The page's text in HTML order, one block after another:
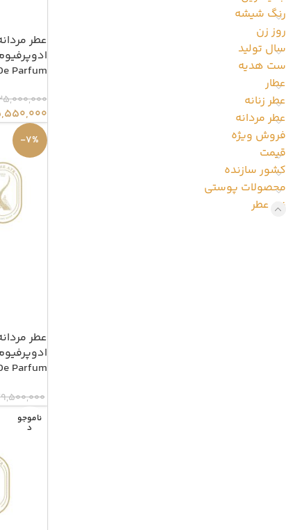
رنگ شیشه
روز زن
سال تولید
ست هدیه
عطار
عطر زنانه
عطر مردانه
فروش ویژه
قیمت
کشور سازنده
محصولات پوستی
نت عطر
عطر
Parfum
-7%
عطر
Parfum
ناموجو
د